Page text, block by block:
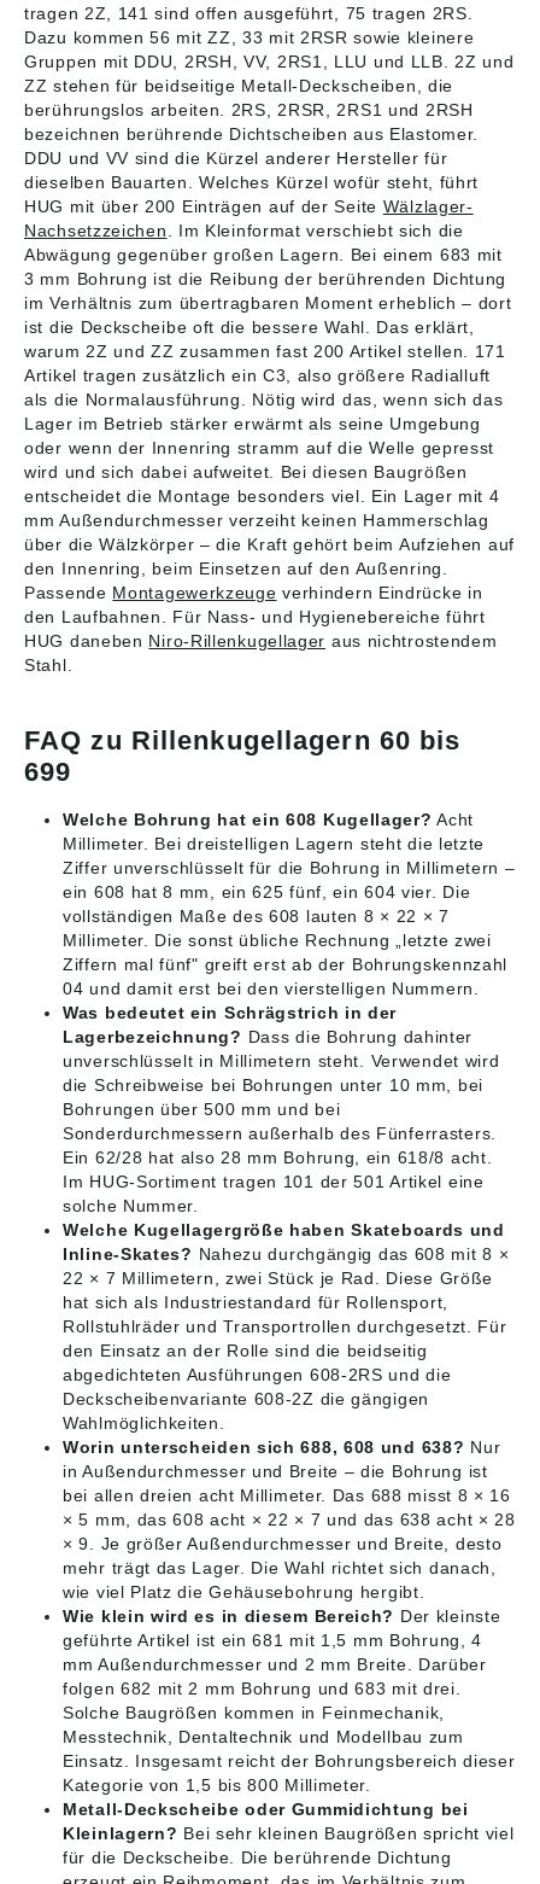
tragen 2Z, 141 sind offen ausgeführt, 75 tragen 2RS.
Dazu kommen 56 mit ZZ, 33 mit 2RSR sowie kleinere
Gruppen mit DDU, 2RSH, VV, 2RS1, LLU und LLB. 2Z und
ZZ stehen für beidseitige Metall-Deckscheiben, die
berührungslos arbeiten. 2RS, 2RSR, 2RS1 und 2RSH
bezeichnen berührende Dichtscheiben aus Elastomer.
DDU und VV sind die Kürzel anderer Hersteller für
dieselben Bauarten. Welches Kürzel wofür steht, führt
HUG mit über 200 Einträgen auf der Seite Wälzlager-
Nachsetzzeichen . Im Kleinformat verschiebt sich die
Abwägung gegenüber großen Lagern. Bei einem 683 mit
3 mm Bohrung ist die Reibung der berührenden Dichtung
im Verhältnis zum übertragbaren Moment erheblich – dort
ist die Deckscheibe oft die bessere Wahl. Das erklärt,
warum 2Z und ZZ zusammen fast 200 Artikel stellen. 171
Artikel tragen zusätzlich ein C3, also größere Radialluft
als die Normalausführung. Nötig wird das, wenn sich das
Lager im Betrieb stärker erwärmt als seine Umgebung
oder wenn der Innenring stramm auf die Welle gepresst
wird und sich dabei aufweitet. Bei diesen Baugrößen
entscheidet die Montage besonders viel. Ein Lager mit 4
mm Außendurchmesser verzeiht keinen Hammerschlag
über die Wälzkörper – die Kraft gehört beim Aufziehen auf
den Innenring, beim Einsetzen auf den Außenring.
Passende Montagewerkzeuge verhindern Eindrücke in
den Laufbahnen. Für Nass- und Hygienebereiche führt
HUG daneben Niro-Rillenkugellager aus nichtrostendem
Stahl.
FAQ zu Rillenkugellagern 60 bis
699
Welche Bohrung hat ein 608 Kugellager? Acht
Millimeter. Bei dreistelligen Lagern steht die letzte
Ziffer unverschlüsselt für die Bohrung in Millimetern –
ein 608 hat 8 mm, ein 625 fünf, ein 604 vier. Die
vollständigen Maße des 608 lauten 8 × 22 × 7
Millimeter. Die sonst übliche Rechnung „letzte zwei
Ziffern mal fünf" greift erst ab der Bohrungskennzahl
04 und damit erst bei den vierstelligen Nummern.
Was bedeutet ein Schrägstrich in der
Lagerbezeichnung? Dass die Bohrung dahinter
unverschlüsselt in Millimetern steht. Verwendet wird
die Schreibweise bei Bohrungen unter 10 mm, bei
Bohrungen über 500 mm und bei
Sonderdurchmessern außerhalb des Fünferrasters.
Ein 62/28 hat also 28 mm Bohrung, ein 618/8 acht.
Im HUG-Sortiment tragen 101 der 501 Artikel eine
solche Nummer.
Welche Kugellagergröße haben Skateboards und
Inline-Skates? Nahezu durchgängig das 608 mit 8 ×
22 × 7 Millimetern, zwei Stück je Rad. Diese Größe
hat sich als Industriestandard für Rollensport,
Rollstuhlräder und Transportrollen durchgesetzt. Für
den Einsatz an der Rolle sind die beidseitig
abgedichteten Ausführungen 608-2RS und die
Deckscheibenvariante 608-2Z die gängigen
Wahlmöglichkeiten.
Worin unterscheiden sich 688, 608 und 638? Nur
in Außendurchmesser und Breite – die Bohrung ist
bei allen dreien acht Millimeter. Das 688 misst 8 × 16
× 5 mm, das 608 acht × 22 × 7 und das 638 acht × 28
× 9. Je größer Außendurchmesser und Breite, desto
mehr trägt das Lager. Die Wahl richtet sich danach,
wie viel Platz die Gehäusebohrung hergibt.
Wie klein wird es in diesem Bereich? Der kleinste
geführte Artikel ist ein 681 mit 1,5 mm Bohrung, 4
mm Außendurchmesser und 2 mm Breite. Darüber
folgen 682 mit 2 mm Bohrung und 683 mit drei.
Solche Baugrößen kommen in Feinmechanik,
Messtechnik, Dentaltechnik und Modellbau zum
Einsatz. Insgesamt reicht der Bohrungsbereich dieser
Kategorie von 1,5 bis 800 Millimeter.
Metall-Deckscheibe oder Gummidichtung bei
Kleinlagern? Bei sehr kleinen Baugrößen spricht viel
für die Deckscheibe. Die berührende Dichtung